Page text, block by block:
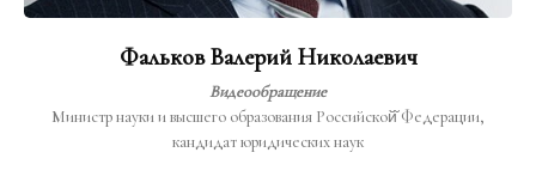
Фальков Валерий Николаевич
Видеообращение
Министр науки и высшего образования Российской̆ Федерации,
кандидат юридических наук